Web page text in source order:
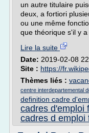
un autre titulaire
deux, a fortiori
ou une même
que théorique s'il y a
Lire la suite
Date: 2019-02-08
Site : https://
Thèmes liés :
centre interdepartemental
definition cadre
cadres d'emploi
cadres d emploi